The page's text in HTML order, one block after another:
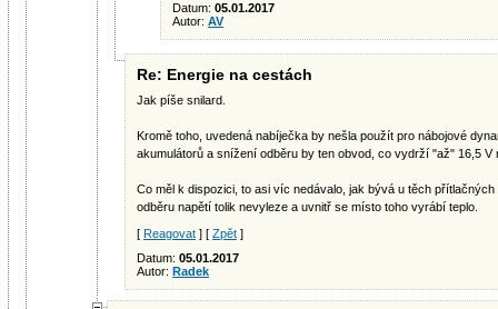
Datum: 05.01.2017
Autor: AV
Re: Energie na cestách
Jak píše snilard.
Kromě toho, uvedená nabíječka by nešla použít pro nábojové
akumulátorů a snížení odběru by ten obvod, co vydrží "až" 16,5 V
Co měl k dispozici, to asi víc nedávalo, jak bývá u těch
odběru napětí tolik nevyleze a uvnitř se místo toho vyrábí teplo.
[ Reagovat ] [ Zpět ]
Datum: 05.01.2017
Autor: Radek